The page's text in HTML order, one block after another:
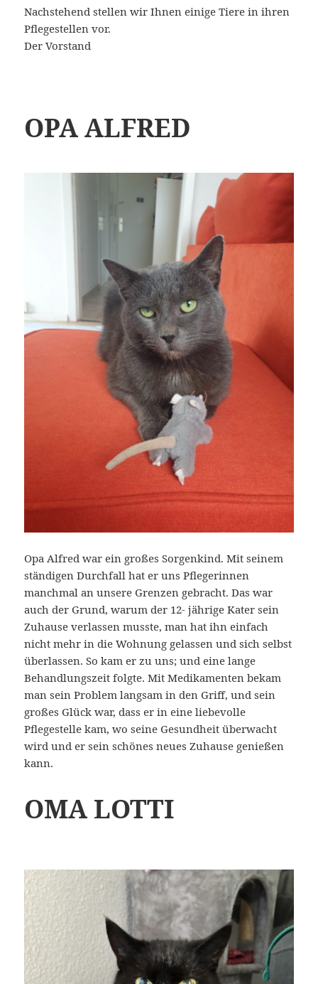
Nachstehend stellen wir Ihnen einige Tiere in ihren
Pflegestellen vor.
Der Vorstand
OPA ALFRED
Opa Alfred war ein großes Sorgenkind. Mit seinem
ständigen Durchfall hat er uns Pflegerinnen
manchmal an unsere Grenzen gebracht. Das war
auch der Grund, warum der 12- jährige Kater sein
Zuhause verlassen musste, man hat ihn einfach
nicht mehr in die Wohnung gelassen und sich selbst
überlassen. So kam er zu uns; und eine lange
Behandlungszeit folgte. Mit Medikamenten bekam
man sein Problem langsam in den Griff, und sein
großes Glück war, dass er in eine liebevolle
Pflegestelle kam, wo seine Gesundheit überwacht
wird und er sein schönes neues Zuhause genießen
kann.
OMA LOTTI